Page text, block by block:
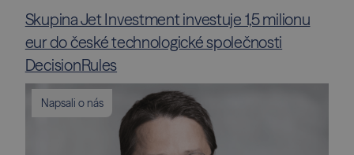
Skupina Jet Investment investuje 1,5 milionu
eur do české technologické společnosti
DecisionRules
Napsali o nás